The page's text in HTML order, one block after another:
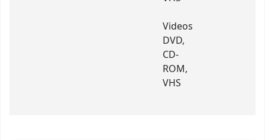
Videos
DVD,
CD-
ROM,
VHS